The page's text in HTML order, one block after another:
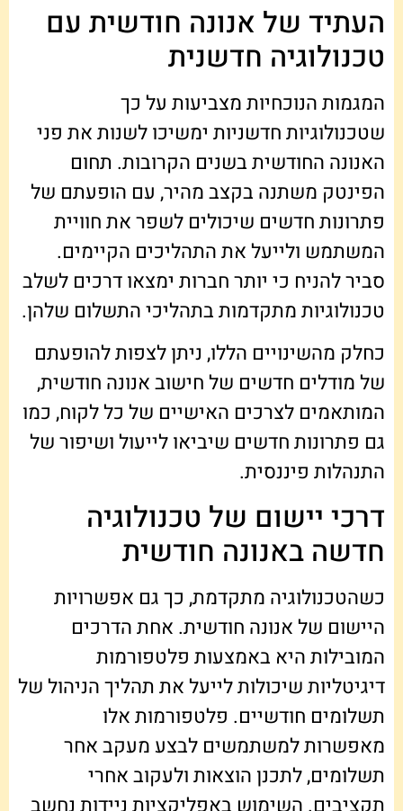
העתיד של אנונה חודשית עם
טכנולוגיה חדשנית
המגמות הנוכחיות מצביעות על כך
שטכנולוגיות חדשניות ימשיכו לשנות את פני
האנונה החודשית בשנים הקרובות. תחום
הפינטק משתנה בקצב מהיר, עם הופעתם של
פתרונות חדשים שיכולים לשפר את חוויית
המשתמש ולייעל את התהליכים הקיימים.
סביר להניח כי יותר חברות ימצאו דרכים לשלב
טכנולוגיות מתקדמות בתהליכי התשלום שלהן.
כחלק מהשינויים הללו, ניתן לצפות להופעתם
של מודלים חדשים של חישוב אנונה חודשית,
המותאמים לצרכים האישיים של כל לקוח, כמו
גם פתרונות חדשים שיביאו לייעול ושיפור של
התנהלות פיננסית.
דרכי יישום של טכנולוגיה
חדשה באנונה חודשית
כשהטכנולוגיה מתקדמת, כך גם אפשרויות
היישום של אנונה חודשית. אחת הדרכים
המובילות היא באמצעות פלטפורמות
דיגיטליות שיכולות לייעל את תהליך הניהול של
תשלומים חודשיים. פלטפורמות אלו
מאפשרות למשתמשים לבצע מעקב אחר
תשלומים, לתכנן הוצאות ולעקוב אחרי
תקציבים. השימוש באפליקציות ניידות נחשב